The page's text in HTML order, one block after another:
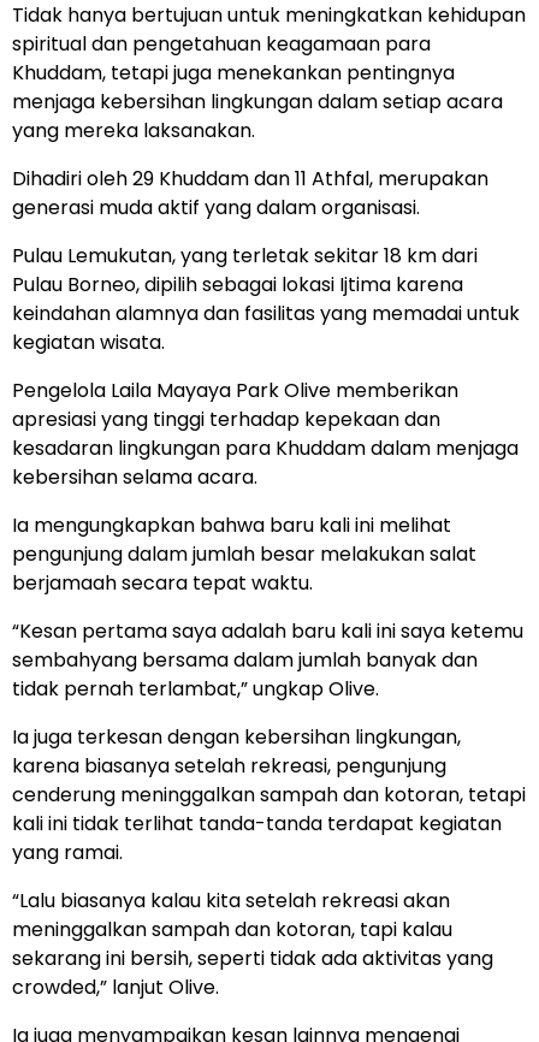
Tidak hanya bertujuan untuk meningkatkan kehidupan
spiritual dan pengetahuan keagamaan para
Khuddam, tetapi juga menekankan pentingnya
menjaga kebersihan lingkungan dalam setiap acara
yang mereka laksanakan.
Dihadiri oleh 29 Khuddam dan 11 Athfal, merupakan
generasi muda aktif yang dalam organisasi.
Pulau Lemukutan, yang terletak sekitar 18 km dari
Pulau Borneo, dipilih sebagai lokasi Ijtima karena
keindahan alamnya dan fasilitas yang memadai untuk
kegiatan wisata.
Pengelola Laila Mayaya Park Olive memberikan
apresiasi yang tinggi terhadap kepekaan dan
kesadaran lingkungan para Khuddam dalam menjaga
kebersihan selama acara.
Ia mengungkapkan bahwa baru kali ini melihat
pengunjung dalam jumlah besar melakukan salat
berjamaah secara tepat waktu.
“Kesan pertama saya adalah baru kali ini saya ketemu
sembahyang bersama dalam jumlah banyak dan
tidak pernah terlambat,” ungkap Olive.
Ia juga terkesan dengan kebersihan lingkungan,
karena biasanya setelah rekreasi, pengunjung
cenderung meninggalkan sampah dan kotoran, tetapi
kali ini tidak terlihat tanda-tanda terdapat kegiatan
yang ramai.
“Lalu biasanya kalau kita setelah rekreasi akan
meninggalkan sampah dan kotoran, tapi kalau
sekarang ini bersih, seperti tidak ada aktivitas yang
crowded,” lanjut Olive.
Ia juga menyampaikan kesan lainnya mengenai